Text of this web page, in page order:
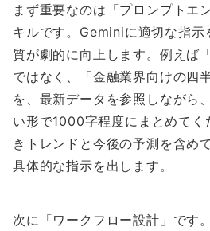
まず重要なのは「プロンプトエ
キルです。Geminiに適切な指示
質が劇的に向上します。例えば
ではなく、「金融業界向けの四
を、最新データを参照しながら
い形で1000字程度にまとめてく
きトレンドと今後の予測を含め
具体的な指示を出します。
次に「ワークフロー設計」です